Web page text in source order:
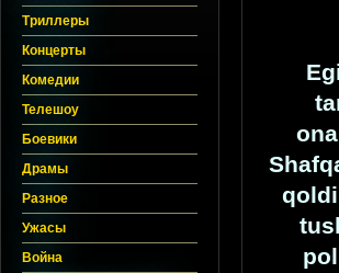
Триллеры
Концерты
Комедии
Телешоу
Боевики
Драмы
Разное
Ужасы
Война